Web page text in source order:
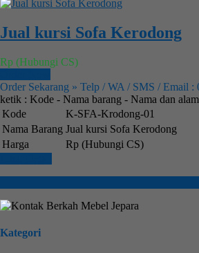
Jual kursi Sofa Kerodong
Rp (Hubungi CS)
Order Sekarang » Telp / WA / SMS / Email :
ketik : Kode - Nama barang - Nama dan
Kode
K-SFA-Krodong-01
Nama Barang Jual kursi Sofa Kerodong
Harga
Rp (Hubungi CS)
Kategori